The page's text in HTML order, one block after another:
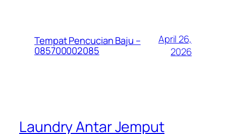
Tempat Pencucian Baju –
085700002085
April 26,
2026
Laundry Antar Jemput